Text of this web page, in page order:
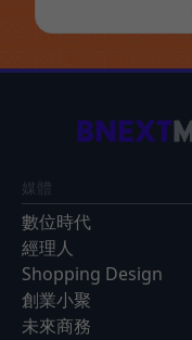
媒體
數位時代
經理人
Shopping Design
創業小聚
未來商務